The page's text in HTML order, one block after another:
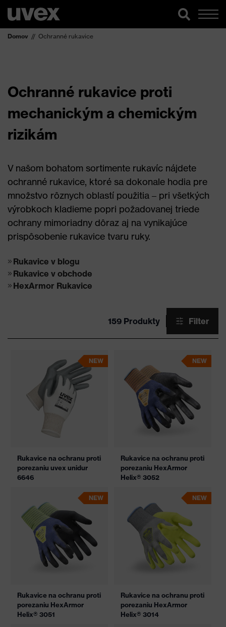
Domov Ochranné rukavice
Ochranné rukavice proti
mechanickým a chemickým
rizikám
V našom bohatom sortimente rukavíc nájdete
ochranné rukavice, ktoré sa dokonale hodia pre
množstvo rôznych oblastí použitia – pri všetkých
výrobkoch kladieme popri požadovanej triede
ochrany mimoriadny dôraz aj na vynikajúce
prispôsobenie rukavice tvaru ruky.
Rukavice v blogu
Rukavice v obchode
HexArmor Rukavice
159 Produkty Filter
NEW
Rukavice na ochranu proti
porezaniu uvex unidur
6646
NEW
Rukavice na ochranu proti
porezaniu HexArmor
Helix® 3052
NEW
Rukavice na ochranu proti
porezaniu HexArmor
Helix® 3051
NEW
Rukavice na ochranu proti
porezaniu HexArmor
Helix® 3014